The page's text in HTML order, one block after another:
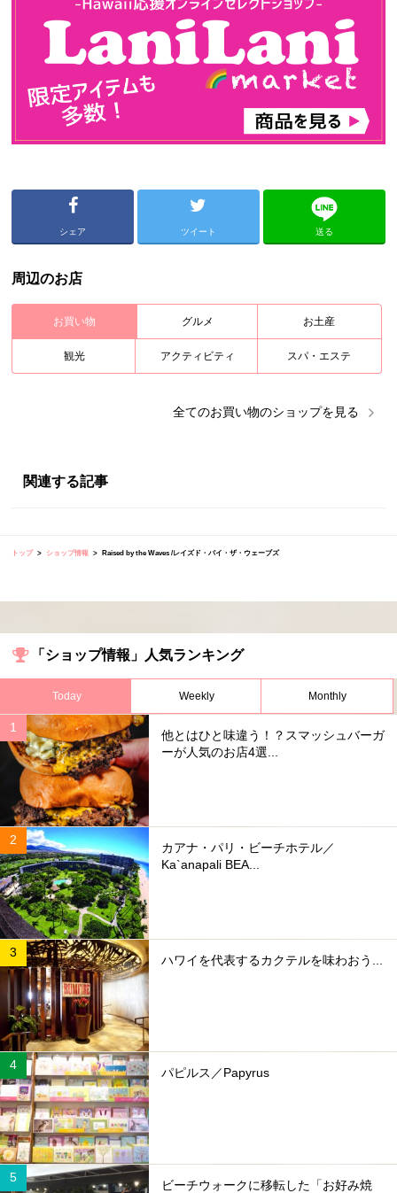
シェア ツイート 送る
周辺のお店
お買い物 グルメ お土産
観光 アクティビティ スパ・エステ
全てのお買い物のショップを見る
関連する記事
トップ ショップ情報 Raised by the Waves /レイズド・バイ・ザ・ウェーブズ
「ショップ情報」人気ランキング
Today Weekly Monthly
他とはひと味違う！？スマッシュバーガ
ーが人気のお店4選...
カアナ・パリ・ビーチホテル／
Ka`anapali BEA...
ハワイを代表するカクテルを味わおう...
パピルス／Papyrus
ビーチウォークに移転した「お好み焼